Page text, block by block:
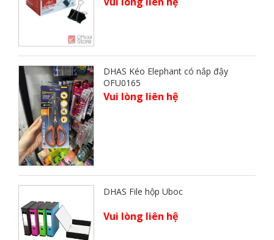
DHAS Kéo Elephant có nắp đậy
OFU0165
Vui lòng liên hệ
DHAS File hộp Uboc
Vui lòng liên hệ